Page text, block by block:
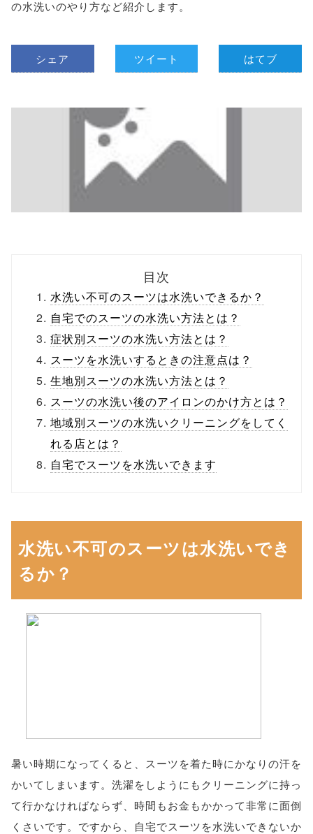
の水洗いのやり方など紹介します。
シェア ツイート はてブ
目次
水洗い不可のスーツは水洗いできるか？
自宅でのスーツの水洗い方法とは？
症状別スーツの水洗い方法とは？
スーツを水洗いするときの注意点は？
生地別スーツの水洗い方法とは？
スーツの水洗い後のアイロンのかけ方とは？
地域別スーツの水洗いクリーニングをしてく
れる店とは？
自宅でスーツを水洗いできます
水洗い不可のスーツは水洗いでき
るか？
暑い時期になってくると、スーツを着た時にかなりの汗を
かいてしまいます。洗濯をしようにもクリーニングに持っ
て行かなければならず、時間もお金もかかって非常に面倒
くさいです。ですから、自宅でスーツを水洗いできないか